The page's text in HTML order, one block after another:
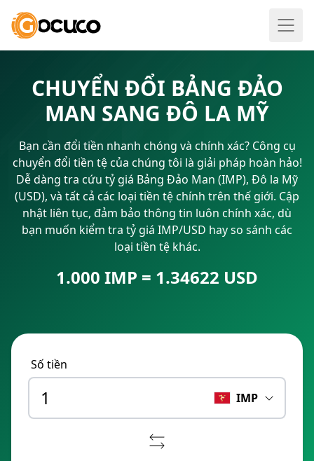
CHUYỂN ĐỔI BẢNG ĐẢO
MAN SANG ĐÔ LA MỸ
Bạn cần đổi tiền nhanh chóng và chính xác? Công cụ
chuyển đổi tiền tệ của chúng tôi là giải pháp hoàn hảo!
Dễ dàng tra cứu tỷ giá Bảng Đảo Man (IMP), Đô la Mỹ
(USD), và tất cả các loại tiền tệ chính trên thế giới. Cập
nhật liên tục, đảm bảo thông tin luôn chính xác, dù
bạn muốn kiểm tra tỷ giá IMP/USD hay so sánh các
loại tiền tệ khác.
1.000 IMP = 1.34622 USD
Số tiền
IMP